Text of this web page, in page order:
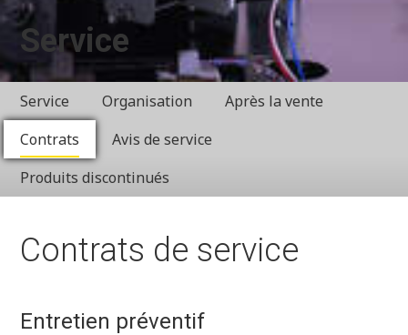
Service
Service Organisation
Après la vente
Contrats
Avis de service
Produits discontinués
Contrats de service
Entretien préventif